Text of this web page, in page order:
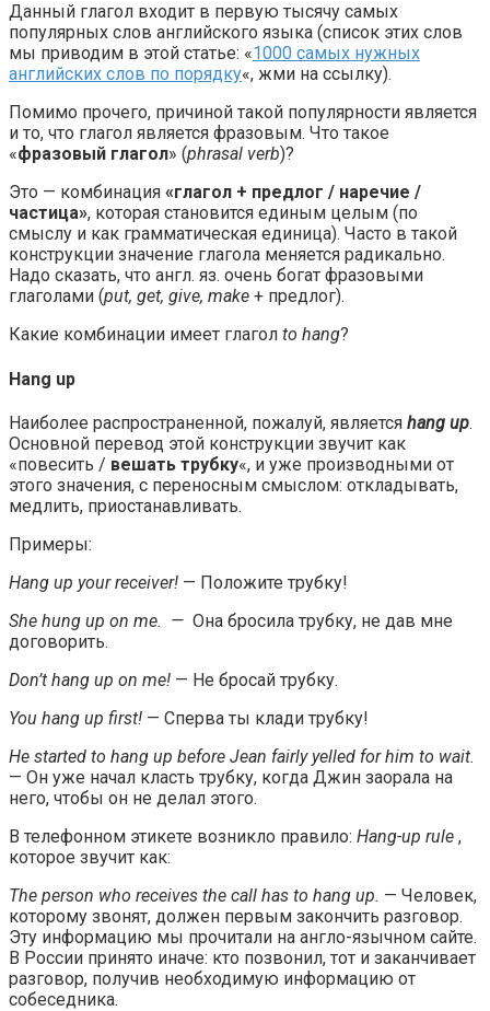
Данный глагол входит в первую тысячу самых
популярных слов английского языка (список этих слов
мы приводим в этой статье: «1000 самых нужных
английских слов по порядку«, жми на ссылку).
Помимо прочего, причиной такой популярности является
и то, что глагол является фразовым. Что такое
«фразовый глагол» (phrasal verb)?
Это — комбинация «глагол + предлог / наречие /
частица», которая становится единым целым (по
смыслу и как грамматическая единица). Часто в такой
конструкции значение глагола меняется радикально.
Надо сказать, что англ. яз. очень богат фразовыми
глаголами (put, get, give, make + предлог).
Какие комбинации имеет глагол to hang?
Hang up
Наиболее распространенной, пожалуй, является hang up.
Основной перевод этой конструкции звучит как
«повесить / вешать трубку«, и уже производными от
этого значения, с переносным смыслом: откладывать,
медлить, приостанавливать.
Примеры:
Hang up your receiver! — Положите трубку!
She hung up on me. — Она бросила трубку, не дав мне
договорить.
Don’t hang up on me! — Не бросай трубку.
You hang up first! — Сперва ты клади трубку!
He started to hang up before Jean fairly yelled for him to wait.
— Он уже начал класть трубку, когда Джин заорала на
него, чтобы он не делал этого.
В телефонном этикете возникло правило: Hang-up rule ,
которое звучит как:
The person who receives the call has to hang up. — Человек,
которому звонят, должен первым закончить разговор.
Эту информацию мы прочитали на англо-язычном сайте.
В России принято иначе: кто позвонил, тот и заканчивает
разговор, получив необходимую информацию от
собеседника.